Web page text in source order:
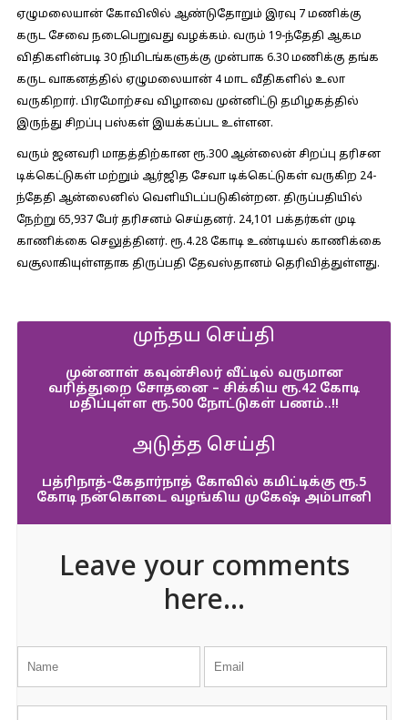
ஏழுமலையான் கோவிலில் ஆண்டுதோறும் இரவு 7 மணிக்கு
கருட சேவை நடைபெறுவது வழக்கம். வரும் 19-ந்தேதி ஆகம
விதிகளின்படி 30 நிமிடங்களுக்கு முன்பாக 6.30 மணிக்கு தங்க
கருட வாகனத்தில் ஏழுமலையான் 4 மாட வீதிகளில் உலா
வருகிறார். பிரமோற்சவ விழாவை முன்னிட்டு தமிழகத்தில்
இருந்து சிறப்பு பஸ்கள் இயக்கப்பட உள்ளன.
வரும் ஜனவரி மாதத்திற்கான ரூ.300 ஆன்லைன் சிறப்பு தரிசன
டிக்கெட்டுகள் மற்றும் ஆர்ஜித சேவா டிக்கெட்டுகள் வருகிற 24-
ந்தேதி ஆன்லைனில் வெளியிடப்படுகின்றன. திருப்பதியில்
நேற்று 65,937 பேர் தரிசனம் செய்தனர். 24,101 பக்தர்கள் முடி
காணிக்கை செலுத்தினர். ரூ.4.28 கோடி உண்டியல் காணிக்கை
வசூலாகியுள்ளதாக திருப்பதி தேவஸ்தானம் தெரிவித்துள்ளது.
முந்தய செய்தி
முன்னாள் கவுன்சிலர் வீட்டில் வருமான
வரித்துறை சோதனை – சிக்கிய ரூ.42 கோடி
மதிப்புள்ள ரூ.500 நோட்டுகள் பணம்..!!
அடுத்த செய்தி
பத்ரிநாத்-கேதார்நாத் கோவில் கமிட்டிக்கு ரூ.5
கோடி நன்கொடை வழங்கிய முகேஷ் அம்பானி
Leave your comments
here...